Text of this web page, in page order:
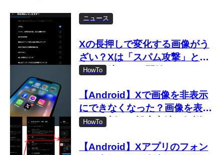
ニュース
Xの長押しで変化する画像がう
ざい？Xは「スパム攻撃」とし
て取り締まりを開始
HowTo
【Android】Xで画像を非表示
にできなくなった？画像を表示
しない新しい設定方法を解説
HowTo
【Android】Xアプリのフォン